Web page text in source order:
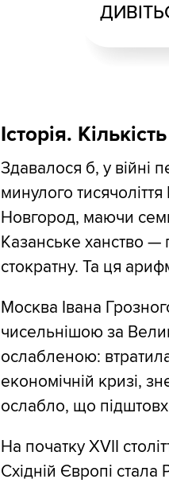
Історія.
Здавалося б, у війні
минулого
Новгород, маючи
Казанське ханство —
стократну. Та ця
Москва Івана
чисельнішою за
ослабленою:
економічній кризі,
ослабло, що
На початку XVII
Східній Європі